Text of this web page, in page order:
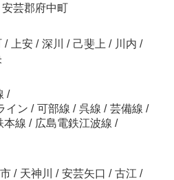
安芸郡府中町
/ 上安 / 深川 / 己斐上 / 川内 /
/
イン / 可部線 / 呉線 / 芸備線 /
本線 / 広島電鉄江波線 /
/ 天神川 / 安芸矢口 / 古江 /